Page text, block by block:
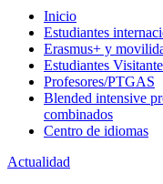
Inicio
Estudiantes
Erasmus+ y
Estudiantes
Profesores/PTGAS
Blended intensive
combinados
Centro de idiomas
Actualidad